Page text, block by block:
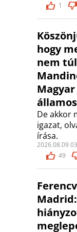
1
hogy
nem
De akkor
igazat,
írása.
2026.08.09
49